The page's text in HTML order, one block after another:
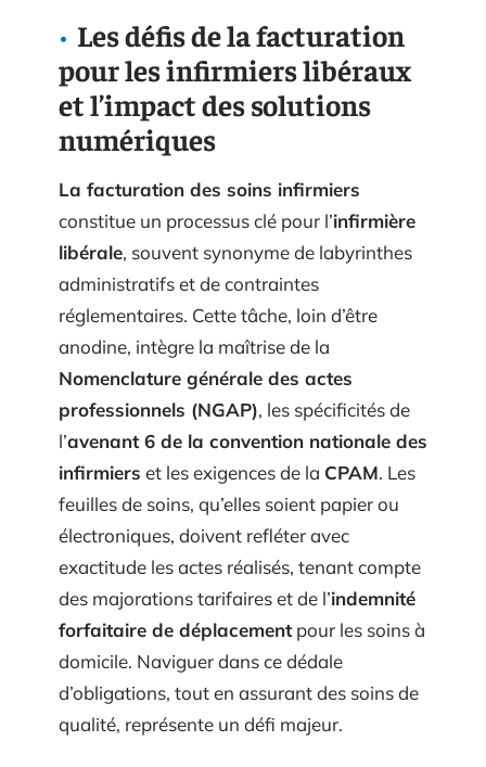
Les défis de la facturation
pour les infirmiers libéraux
et l’impact des solutions
numériques
La facturation des soins infirmiers
constitue un processus clé pour l’infirmière
libérale, souvent synonyme de labyrinthes
administratifs et de contraintes
réglementaires. Cette tâche, loin d’être
anodine, intègre la maîtrise de la
Nomenclature générale des actes
professionnels (NGAP), les spécificités de
l’avenant 6 de la convention nationale des
infirmiers et les exigences de la CPAM. Les
feuilles de soins, qu’elles soient papier ou
électroniques, doivent refléter avec
exactitude les actes réalisés, tenant compte
des majorations tarifaires et de l’indemnité
forfaitaire de déplacementpour les soins à
domicile. Naviguer dans ce dédale
d’obligations, tout en assurant des soins de
qualité, représente un défi majeur.